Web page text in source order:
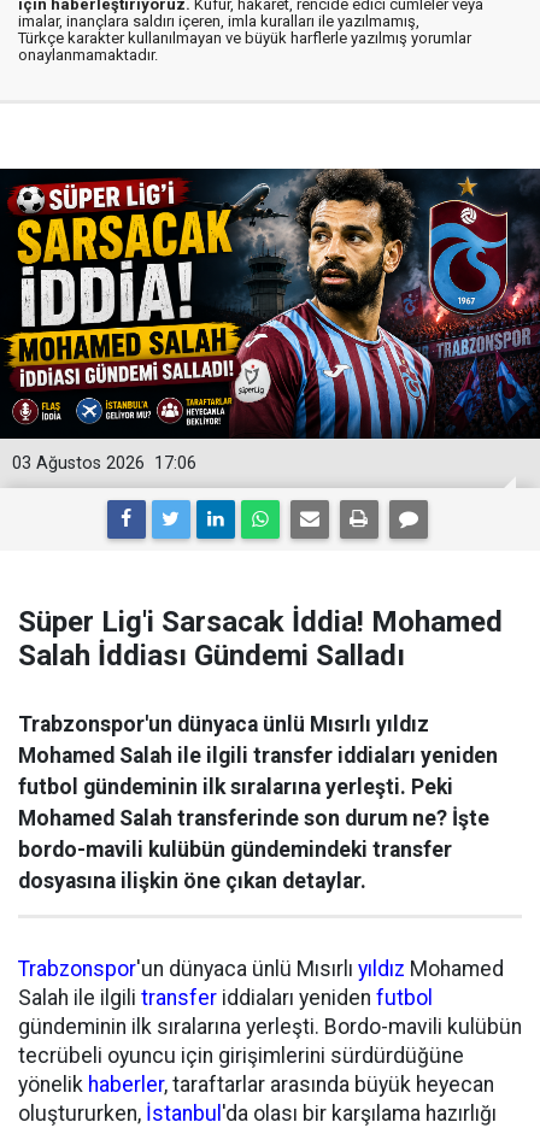
için haberleştiriyoruz. Küfür, hakaret, rencide edici cümleler veya
imalar, inançlara saldırı içeren, imla kuralları ile yazılmamış,
Türkçe karakter kullanılmayan ve büyük harflerle yazılmış yorumlar
onaylanmamaktadır.
17:06
03 Ağustos 2026
Süper Lig'i Sarsacak İddia! Mohamed
Salah İddiası Gündemi Salladı
Trabzonspor'un dünyaca ünlü Mısırlı yıldız
Mohamed Salah ile ilgili transfer iddiaları yeniden
futbol gündeminin ilk sıralarına yerleşti. Peki
Mohamed Salah transferinde son durum ne? İşte
bordo-mavili kulübün gündemindeki transfer
dosyasına ilişkin öne çıkan detaylar.
Trabzonspor'un dünyaca ünlü Mısırlı yıldız Mohamed
Salah ile ilgili transfer iddiaları yeniden futbol
gündeminin ilk sıralarına yerleşti. Bordo-mavili kulübün
tecrübeli oyuncu için girişimlerini sürdürdüğüne
yönelik haberler, taraftarlar arasında büyük heyecan
oluştururken, İstanbul 'da olası bir karşılama hazırlığı